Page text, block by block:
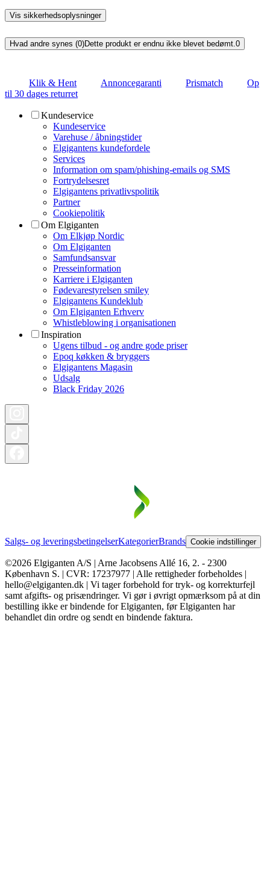
Vis sikkerhedsoplysninger
Hvad andre synes (0)Dette produkt er endnu ikke blevet bedømt. 0
Klik & Hent Annoncegaranti Prismatch
Op
til 30 dages returret
Kundeservice
Kundeservice
Varehuse / åbningstider
Elgigantens kundefordele
Services
Information om spam/phishing-emails og SMS
Fortrydelsesret
Elgigantens privatlivspolitik
Partner
Cookiepolitik
Om Elgiganten
Om Elkjøp Nordic
Om Elgiganten
Samfundsansvar
Presseinformation
Karriere i Elgiganten
Fødevarestyrelsen smiley
Elgigantens Kundeklub
Om Elgiganten Erhverv
Whistleblowing i organisationen
Inspiration
Ugens tilbud - og andre gode priser
Epoq køkken & bryggers
Elgigantens Magasin
Udsalg
Black Friday 2026
Salgs- og leveringsbetingelserKategorierBrands Cookie indstillinger
©2026 Elgiganten A/S | Arne Jacobsens Allé 16, 2. - 2300
København S. | CVR: 17237977 | Alle rettigheder forbeholdes |
hello@elgiganten.dk | Vi tager forbehold for tryk- og korrekturfejl
samt afgifts- og prisændringer. Vi gør i øvrigt opmærksom på at din
bestilling ikke er bindende for Elgiganten, før Elgiganten har
behandlet din ordre og sendt en bindende faktura.